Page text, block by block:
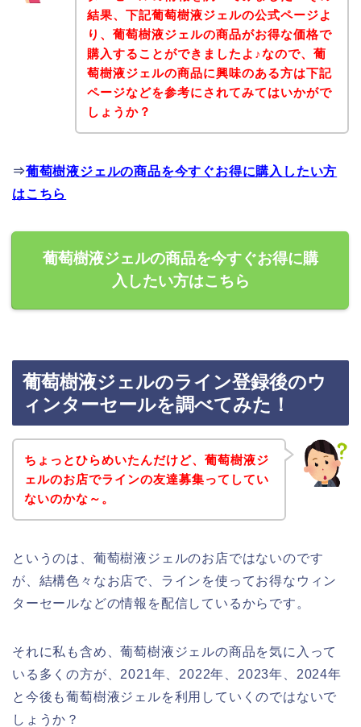
結果、下記葡萄樹液ジェルの公式ページよ
り、葡萄樹液ジェルの商品がお得な価格で
購入することができましたよ♪なので、葡
萄樹液ジェルの商品に興味のある方は下記
ページなどを参考にされてみてはいかがで
しょうか？
⇒葡萄樹液ジェルの商品を今すぐお得に購入したい方
はこちら
葡萄樹液ジェルの商品を今すぐお得に購
入したい方はこちら
葡萄樹液ジェルのライン登録後のウ
ィンターセールを調べてみた！
ちょっとひらめいたんだけど、葡萄樹液ジ
ェルのお店でラインの友達募集ってしてい
ないのかな～。
というのは、葡萄樹液ジェルのお店ではないのです
が、結構色々なお店で、ラインを使ってお得なウィン
ターセールなどの情報を配信しているからです。
それに私も含め、葡萄樹液ジェルの商品を気に入って
いる多くの方が、2021年、2022年、2023年、2024年
と今後も葡萄樹液ジェルを利用していくのではないで
しょうか？